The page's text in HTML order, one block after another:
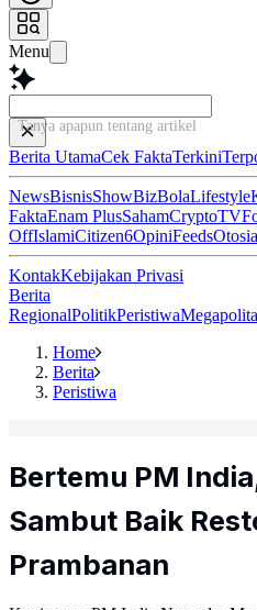
Menu
Tanya apapun tentang artikel ini...
Berita UtamaCek FaktaTerkini
NewsBisnisShowBizBolaLifestyle
FaktaEnam PlusSahamCryptoTV
OffIslamiCitizen6OpiniFeedsOtosia
KontakKebijakan Privasi
Berita
RegionalPolitikPeristiwa
Home
Berita
Peristiwa
Bertemu PM
Sambut Baik
Prambanan